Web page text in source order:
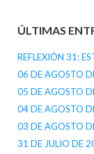
ÚLTIMAS
REFLEXIÓN 31:
06 DE AGOSTO
05 DE AGOSTO
04 DE AGOSTO
03 DE AGOSTO
31 DE JULIO DE